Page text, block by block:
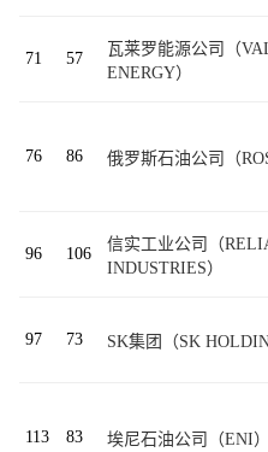
71 57
瓦莱罗能源公司（
ENERGY）
76 86 俄罗斯石油公司（
96 106
信实工业公司（
INDUSTRIES）
97 73 SK集团（SK
113 83 埃尼石油公司（ENI）